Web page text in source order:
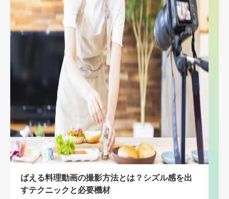
ばえる料理動画の撮影方法とは？シズル感を出
すテクニックと必要機材